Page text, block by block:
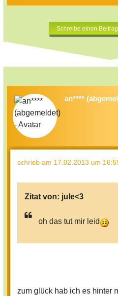
Schreibe einen
an****
schrieb am 17.02.2013 um
Zitat von: jule<3
oh das tut mir leid
zum glück hab ich es hinter